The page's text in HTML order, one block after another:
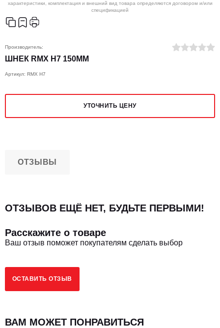
характеристики, комплектация и внешний вид товара определяются договором и/или
спецификацией
Производитель:
ШНЕК RMX H7 150MM
Артикул: RMX H7
УТОЧНИТЬ ЦЕНУ
ОТЗЫВЫ
ОТЗЫВОВ ЕЩЁ НЕТ, БУДЬТЕ ПЕРВЫМИ!
Расскажите о товаре
Ваш отзыв поможет покупателям сделать выбор
ОСТАВИТЬ ОТЗЫВ
ВАМ МОЖЕТ ПОНРАВИТЬСЯ